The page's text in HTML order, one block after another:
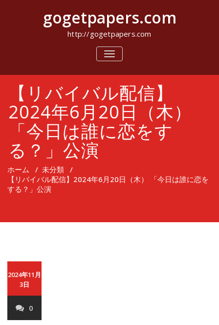
キ
gogetpapers.com
http://gogetpapers.com
ナ
ビ
シ
ョ
ン
を
切
り
替
【リバイバル配信】
2024年6月20日（木）
「今日は誰に恋をす
る？」公演
ホーム / 未分類 /
【リバイバル配信】2024年6月20日（木） 「今日は誰に恋を
する？」公演
2024年11月
3日
0